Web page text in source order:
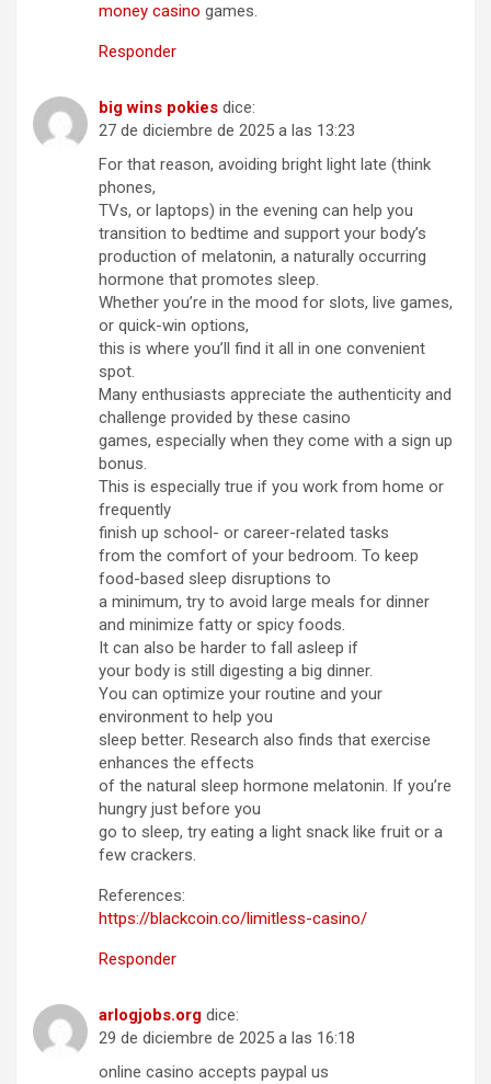
money casino games.
Responder
big wins pokies dice:
27 de diciembre de 2025 a las 13:23
For that reason, avoiding bright light late (think
phones,
TVs, or laptops) in the evening can help you
transition to bedtime and support your body’s
production of melatonin, a naturally occurring
hormone that promotes sleep.
Whether you’re in the mood for slots, live games,
or quick-win options,
this is where you’ll find it all in one convenient
spot.
Many enthusiasts appreciate the authenticity and
challenge provided by these casino
games, especially when they come with a sign up
bonus.
This is especially true if you work from home or
frequently
finish up school- or career-related tasks
from the comfort of your bedroom. To keep
food-based sleep disruptions to
a minimum, try to avoid large meals for dinner
and minimize fatty or spicy foods.
It can also be harder to fall asleep if
your body is still digesting a big dinner.
You can optimize your routine and your
environment to help you
sleep better. Research also finds that exercise
enhances the effects
of the natural sleep hormone melatonin. If you’re
hungry just before you
go to sleep, try eating a light snack like fruit or a
few crackers.
References:
https://blackcoin.co/limitless-casino/
Responder
arlogjobs.org dice:
29 de diciembre de 2025 a las 16:18
online casino accepts paypal us